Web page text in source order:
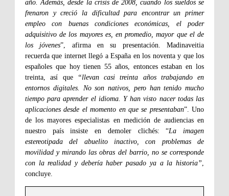
año. Además, desde la crisis de 2008, cuando los sueldos se
frenaron y creció la dificultad para encontrar un primer
empleo con buenas condiciones económicas, el poder
adquisitivo de los mayores es, en promedio, mayor que el de
los jóvenes”, afirma en su presentación. Madinaveitia
recuerda que internet llegó a España en los noventa y que los
españoles que hoy tienen 55 años, entonces estaban en los
treinta, así que
“llevan casi treinta años trabajando en
entornos digitales. No son nativos, pero han tenido mucho
tiempo para aprender el idioma. Y han visto nacer todas las
aplicaciones desde el momento en que se presentaban”. Uno
de los mayores especialistas en medición de audiencias en
nuestro país insiste en demoler clichés: “La imagen
estereotipada del abuelito inactivo, con problemas de
movilidad y mirando las obras del barrio, no se corresponde
con la realidad y debería haber pasado ya a la historia”
concluye.